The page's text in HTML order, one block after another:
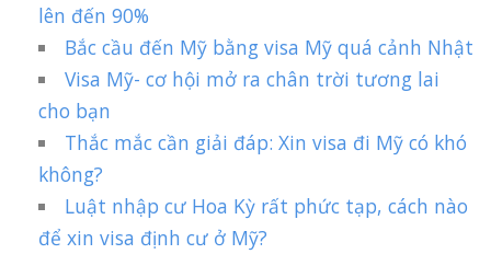
lên đến 90%
Bắc cầu đến Mỹ bằng visa Mỹ quá cảnh Nhật
Visa Mỹ- cơ hội mở ra chân trời tương lai
cho bạn
Thắc mắc cần giải đáp: Xin visa đi Mỹ có khó
không?
Luật nhập cư Hoa Kỳ rất phức tạp, cách nào
để xin visa định cư ở Mỹ?